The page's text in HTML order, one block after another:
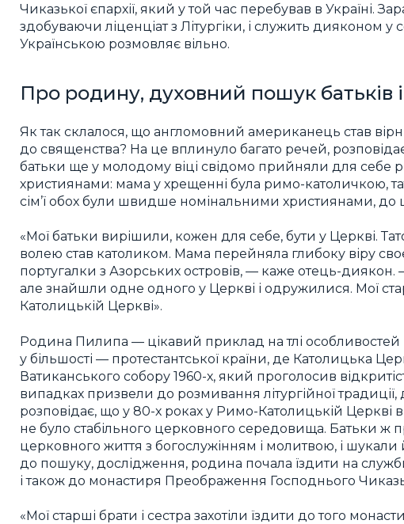
Чиказької єпархії, який у той час перебував в Україні.
здобуваючи ліценціат з Літургіки, і служить дияконом у
Українською розмовляє вільно.
Про родину, духовний пошук батьків
Як так склалося, що англомовний американець став
до священства? На це вплинуло багато речей,
батьки ще у молодому віці свідомо прийняли для себе
християнами: мама у хрещенні була римо-католичкою,
сім’ї обох були швидше номінальними християнами, до
«Мої батьки вирішили, кожен для себе, бути у Церкві.
волею став католиком. Мама перейняла глибоку віру
португалки з Азорських островів, — каже отець-диякон.
але знайшли одне одного у Церкві і одружилися. Мої
Католицькій Церкві».
Родина Пилипа — цікавий приклад на тлі особливостей
у більшості — протестантської країни, де Католицька
Ватиканського собору 1960-х, який проголосив
випадках призвели до розмивання літургійної
розповідає, що у 80-х роках у Римо-Католицькій Церкві
не було стабільного церковного середовища. Батьки ж
церковного життя з богослужінням і молитвою, і
до пошуку, дослідження, родина почала їздити на
і також до монастиря Преображення Господнього
«Мої старші брати і сестра захотіли їздити до того